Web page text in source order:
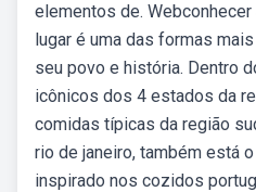
elementos de.
lugar é uma das formas
seu povo e história. Dentro
icônicos dos 4 estados da
comidas típicas da região
rio de janeiro, também está
inspirado nos cozidos